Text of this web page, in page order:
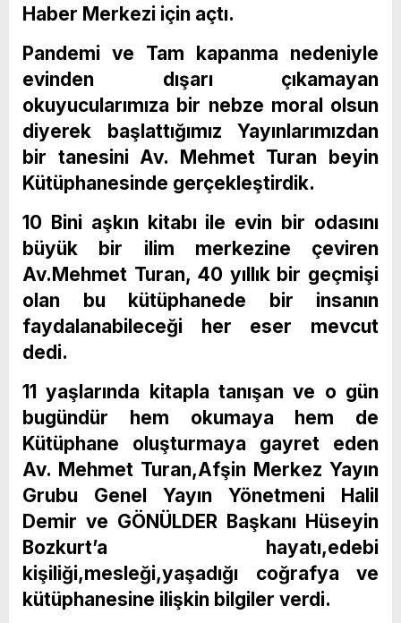
Haber Merkezi için açtı.
Pandemi ve Tam kapanma nedeniyle
evinden dışarı çıkamayan
okuyucularımıza bir nebze moral olsun
diyerek başlattığımız Yayınlarımızdan
bir tanesini Av. Mehmet Turan beyin
Kütüphanesinde gerçekleştirdik.
10 Bini aşkın kitabı ile evin bir odasını
büyük bir ilim merkezine çeviren
Av.Mehmet Turan, 40 yıllık bir geçmişi
olan bu kütüphanede bir insanın
faydalanabileceği her eser mevcut
dedi.
11 yaşlarında kitapla tanışan ve o gün
bugündür hem okumaya hem de
Kütüphane oluşturmaya gayret eden
Av. Mehmet Turan,Afşin Merkez Yayın
Grubu Genel Yayın Yönetmeni Halil
Demir ve GÖNÜLDER Başkanı Hüseyin
Bozkurt’a hayatı,edebi
kişiliği,mesleği,yaşadığı coğrafya ve
kütüphanesine ilişkin bilgiler verdi.